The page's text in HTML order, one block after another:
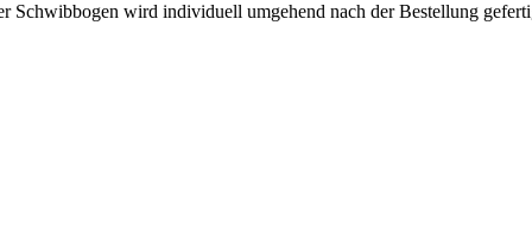
Schwibbogen wird individuell umgehend nach der Bestellung